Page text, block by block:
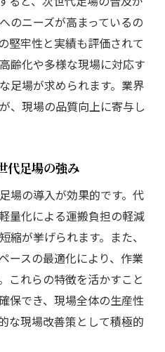
のニーズが高まっているの
堅牢性と実績も評価されて
齢化や多様な現場に対応す
足場が求められます。業界
、現場の品質向上に寄与し
代足場の強み
場の導入が効果的です。代
量化による運搬負担の軽減
縮が挙げられます。また、
ースの最適化により、作業
これらの特徴を活かすこと
保でき、現場全体の生産性
な現場改善策として積極的